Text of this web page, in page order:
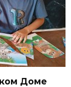
Доме